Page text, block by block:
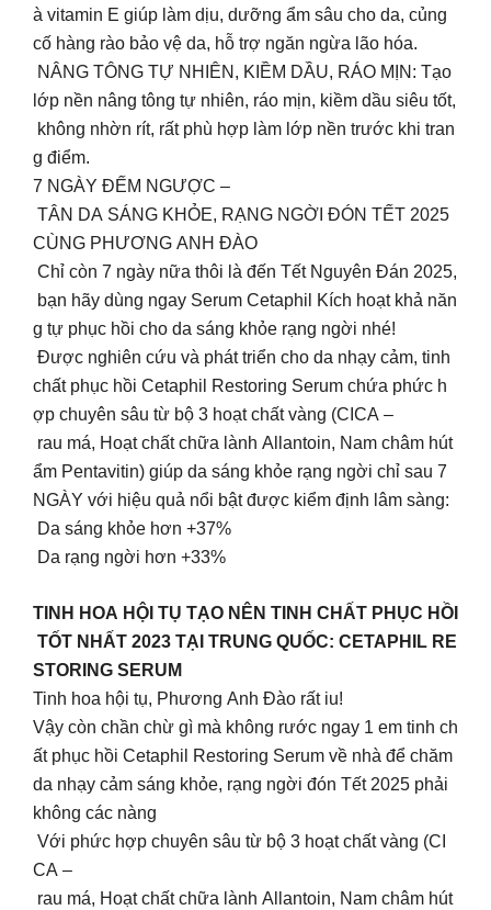
à vitamin E giúp làm dịu, dưỡng ẩm sâu cho da, củng
cố hàng rào bảo vệ da, hỗ trợ ngăn ngừa lão hóa.
NÂNG TÔNG TỰ NHIÊN, KIỀM DẦU, RÁO MỊN: Tạo
lớp nền nâng tông tự nhiên, ráo mịn, kiềm dầu siêu tốt,
không nhờn rít, rất phù hợp làm lớp nền trước khi tran
g điểm.
7 NGÀY ĐẾM NGƯỢC –
TÂN DA SÁNG KHỎE, RẠNG NGỜI ĐÓN TẾT 2025
CÙNG PHƯƠNG ANH ĐÀO
Chỉ còn 7 ngày nữa thôi là đến Tết Nguyên Đán 2025,
bạn hãy dùng ngay Serum Cetaphil Kích hoạt khả năn
g tự phục hồi cho da sáng khỏe rạng ngời nhé!
Được nghiên cứu và phát triển cho da nhạy cảm, tinh
chất phục hồi Cetaphil Restoring Serum chứa phức h
ợp chuyên sâu từ bộ 3 hoạt chất vàng (CICA –
rau má, Hoạt chất chữa lành Allantoin, Nam châm hút
ẩm Pentavitin) giúp da sáng khỏe rạng ngời chỉ sau 7
NGÀY với hiệu quả nổi bật được kiểm định lâm sàng:
Da sáng khỏe hơn +37%
Da rạng ngời hơn +33%
TINH HOA HỘI TỤ TẠO NÊN TINH CHẤT PHỤC HỒI
TỐT NHẤT 2023 TẠI TRUNG QUỐC: CETAPHIL RE
STORING SERUM
Tinh hoa hội tụ, Phương Anh Đào rất iu!
Vậy còn chần chừ gì mà không rước ngay 1 em tinh ch
ất phục hồi Cetaphil Restoring Serum về nhà để chăm
da nhạy cảm sáng khỏe, rạng ngời đón Tết 2025 phải
không các nàng
Với phức hợp chuyên sâu từ bộ 3 hoạt chất vàng (CI
CA –
rau má, Hoạt chất chữa lành Allantoin, Nam châm hút